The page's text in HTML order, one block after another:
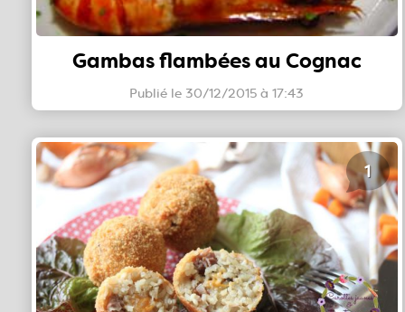
Gambas flambées au Cognac
Publié le 30/12/2015 à 17:43
1